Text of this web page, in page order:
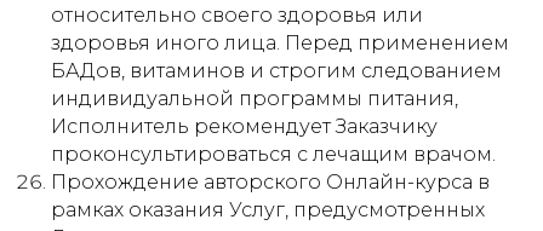
относительно своего здоровья или
здоровья иного лица. Перед применением
БАДов, витаминов и строгим следованием
индивидуальной программы питания,
Исполнитель рекомендует Заказчику
проконсультироваться с лечащим врачом.
Прохождение авторского Онлайн-курса в
рамках оказания Услуг, предусмотренных